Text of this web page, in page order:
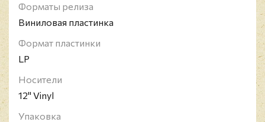
из самых влиятельных в истории развития рок-н-
рола "Tutti Frutti" Литтл Ричарда, а также многих
других популярных исполнителей.
Форматы релиза
Виниловая пластинка
Формат пластинки
LP
Носители
12" Vinyl
Упаковка